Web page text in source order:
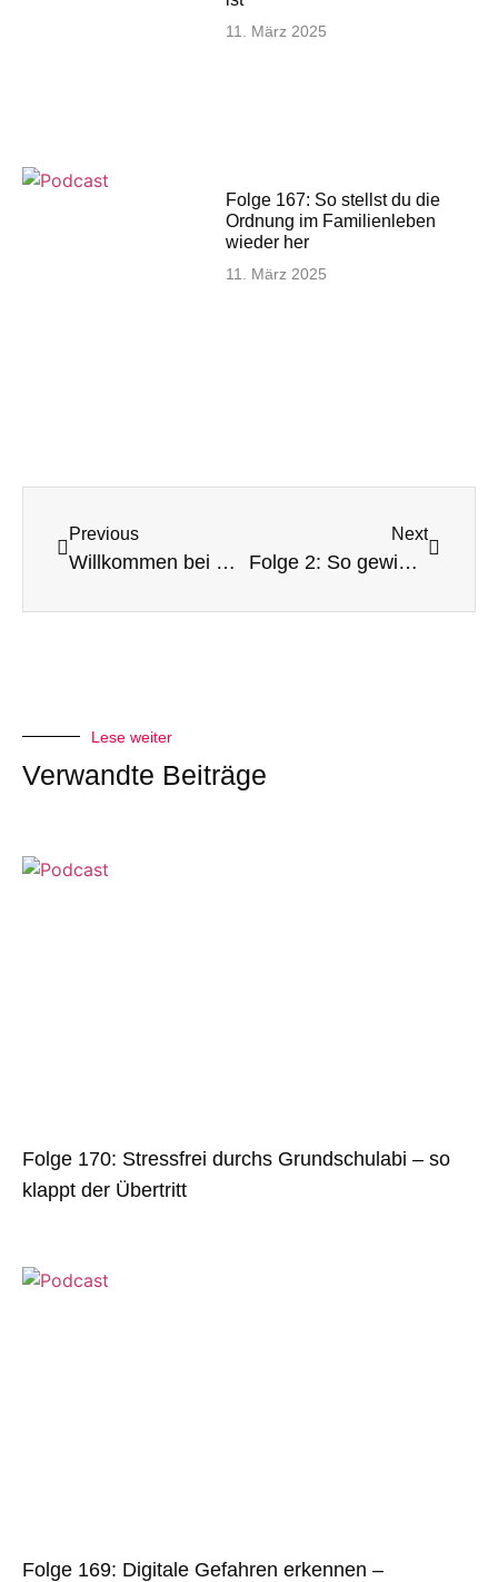
11. März 2025
Folge 167: So stellst du die
Ordnung im Familienleben
wieder her
11. März 2025
Previous
Willkommen bei Schulerfolg.Einfach.Gemacht
Next
Folge 2: So gewinnst du den Kampf gegen den Schweinehund
Lese weiter
Verwandte Beiträge
Folge 170: Stressfrei durchs Grundschulabi – so
klappt der Übertritt
Folge 169: Digitale Gefahren erkennen –